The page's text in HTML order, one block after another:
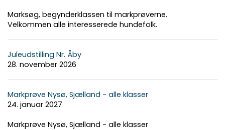
Marksøg, begynderklassen til markprøverne.
Velkommen alle interesserede hundefolk.
Juleudstilling Nr. Åby
28. november 2026
Markprøve Nysø, Sjælland - alle klasser
24. januar 2027
Markprøve Nysø, Sjælland - alle klasser